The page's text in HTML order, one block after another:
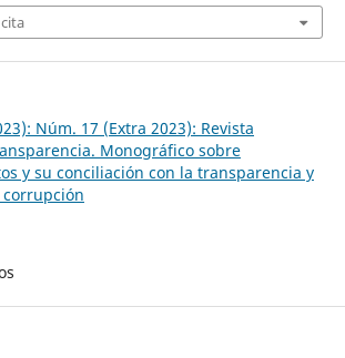
Núm. 17 (Extra 2023): Revista
Monográfico sobre
y su conciliación con la transparencia y